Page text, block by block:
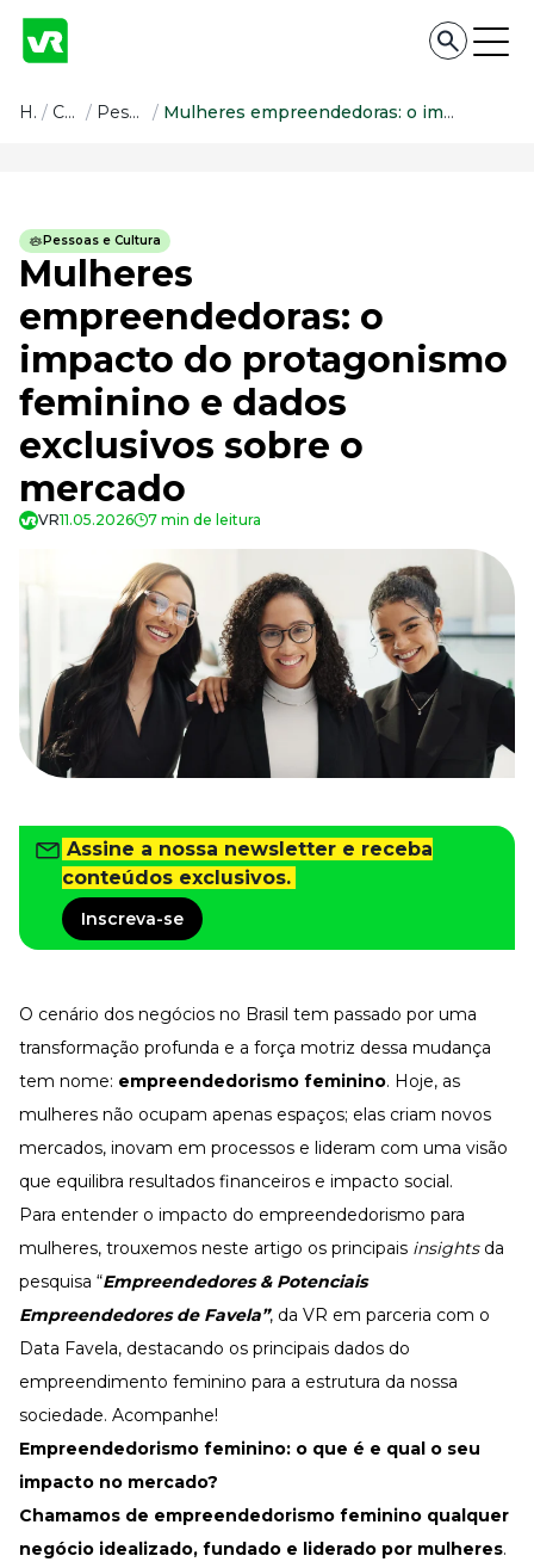
Conteúdo
Todas as categorias
Confira nossos conteúdos
Impulsione o seu negócio
Legislação
Fique por dentro da lei
Pessoas e Cultura
Saiba como gerenciar o seu dinheiro
Para o Trabalhador
Imprensa
VR na Imprensa
Cursos
Cursos
Todos os Cursos
Departamento Pessoal
Para simplificar os processos
Gestão de Empresas e Negócios
Eleve os resultados da organização
Gestão de Pessoas e Liderança
Recursos Humanos
Fortaleça a cultura organizacional
Treinamento de Produto
Desenvolva a sua equipe
Materiais Gratuitos
Materiais Gratuitos
Todos os Materiais Gratuitos
E-book
Aprofunde seu conhecimento
Ferramentas e Templates
Para agilizar o seu trabalho
Infográfico
Conteúdo prático e rápido
Kits
Materiais centralizados
Lives
Home/ Conteúdo / Pessoas e Cultura / Mulheres empreendedoras: o impacto do protagonismo feminino e dados exclusivos sobre o mercado
Pessoas e Cultura
Mulheres
empreendedoras: o
impacto do protagonismo
feminino e dados
exclusivos sobre o
mercado
VR11.05.2026 7 min de leitura
Assine a nossa newsletter e receba
conteúdos exclusivos.
Inscreva-se
O cenário dos negócios no Brasil tem passado por uma
transformação profunda e a força motriz dessa mudança
tem nome: empreendedorismo feminino. Hoje, as
mulheres não ocupam apenas espaços; elas criam novos
mercados, inovam em processos e lideram com uma visão
que equilibra resultados financeiros e impacto social.
Para entender o impacto do empreendedorismo para
mulheres, trouxemos neste artigo os principais insights da
pesquisa “Empreendedores & Potenciais
Empreendedores de Favela”, da VR em parceria com o
Data Favela, destacando os principais dados do
empreendimento feminino para a estrutura da nossa
sociedade. Acompanhe!
Empreendedorismo feminino: o que é e qual o seu
impacto no mercado?
Chamamos de empreendedorismo feminino qualquer
negócio idealizado, fundado e liderado por mulheres.